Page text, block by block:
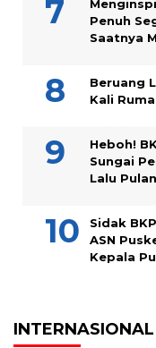
Penuh
Saatnya
Beruang
Kali
Heboh!
Sungai
Lalu
Sidak
ASN
Kepala
INTERNASIONAL